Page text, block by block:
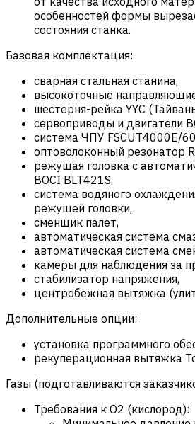
особенностей формы
состояния станка.
Базовая комплектация:
сварная стальная станина,
высокоточные
шестерня-рейка YYC
сервоприводы и двигатели
система ЧПУ FSCUT4000E/
оптоволоконный резонатор
режущая головка с
BOCI BLT421S,
система водяного
режущей головки,
сменщик палет,
автоматическая система
автоматическая система
камеры для наблюдения за
стабилизатор напряжения,
центробежная вытяжка
Дополнительные опции:
установка программного
рекуперационная вытяжка
Газы (подготавливаются
Требования к O2 (кислород):